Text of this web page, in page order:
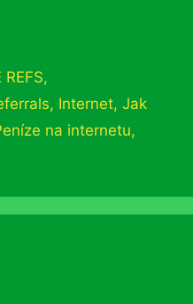
REFS,
, Internet, Jak
na internetu,